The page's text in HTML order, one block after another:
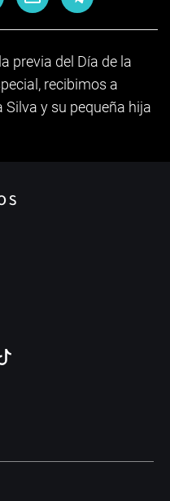
previa del Día de la
recibimos a
y su pequeña hija